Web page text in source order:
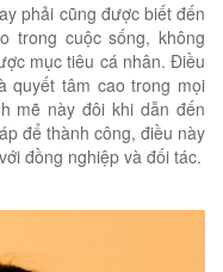
phải cũng được biết đến
trong cuộc sống, không
mục tiêu cá nhân. Điều
quyết tâm cao trong mọi
mẽ này đôi khi dẫn đến
để thành công, điều này
đồng nghiệp và đối tác.